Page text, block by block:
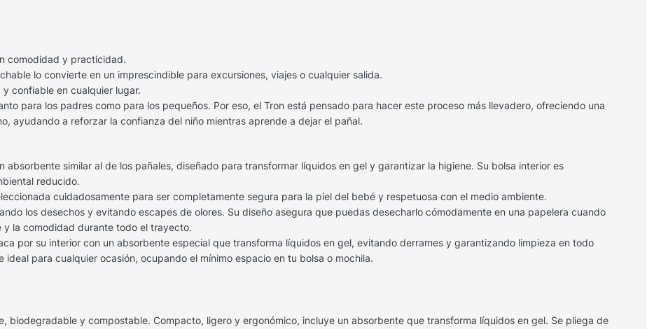
comodidad y practicidad.
lo convierte en un imprescindible para excursiones, viajes o cualquier salida.
confiable en cualquier lugar.
para los padres como para los pequeños. Por eso, el Tron está pensado para hacer este proceso más llevadero, ofreciendo una
ayudando a reforzar la confianza del niño mientras aprende a dejar el pañal.
similar al de los pañales, diseñado para transformar líquidos en gel y garantizar la higiene. Su bolsa interior es
reducido.
cuidadosamente para ser completamente segura para la piel del bebé y respetuosa con el medio ambiente.
los desechos y evitando escapes de olores. Su diseño asegura que puedas desecharlo cómodamente en una papelera cuando
y la comodidad durante todo el trayecto.
por su interior con un absorbente especial que transforma líquidos en gel, evitando derrames y garantizando limpieza en todo
para cualquier ocasión, ocupando el mínimo espacio en tu bolsa o mochila.
biodegradable y compostable. Compacto, ligero y ergonómico, incluye un absorbente que transforma líquidos en gel. Se pliega de